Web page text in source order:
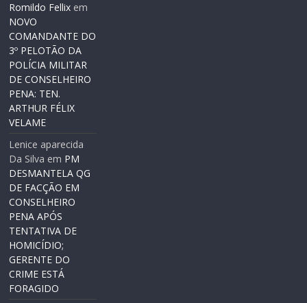
Romildo Fellix em
NOVO
COMANDANTE DO
3º PELOTÃO DA
POLÍCIA MILITAR
DE CONSELHEIRO
PENA: TEN.
ARTHUR FÉLIX
VELAME
Lenice aparecida
Da Silva em PM
DESMANTELA QG
DE FACÇÃO EM
CONSELHEIRO
PENA APÓS
TENTATIVA DE
HOMICÍDIO;
GERENTE DO
CRIME ESTÁ
FORAGIDO